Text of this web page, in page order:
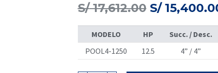
S/17,612.00 El
precio
original
era:
S/
S/
MODELO HP
Succ. / Desc.
POOL4-1250
12.5 4” / 4”